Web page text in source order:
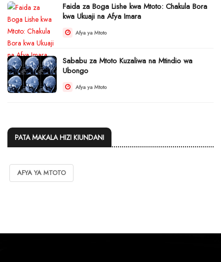
Faida za Boga Lishe kwa Mtoto: Chakula Bora
kwa Ukuaji na Afya Imara
Afya ya Mtoto
Sababu za Mtoto Kuzaliwa na Mtindio wa
Ubongo
Afya ya Mtoto
PATA MAKALA HIZI KIUNDANI
AFYA YA MTOTO